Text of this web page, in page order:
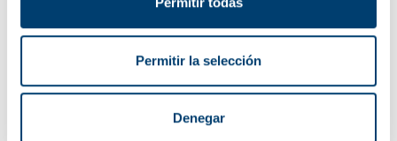
Permitir la selección
Denegar